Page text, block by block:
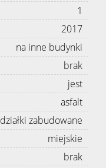
1
2017
na inne budynki
brak
jest
asfalt
działki zabudowane
miejskie
brak